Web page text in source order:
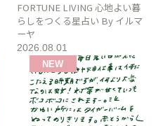
2026.08.01
FORTUNE LIVING 心地よい暮
らしをつくる星占い By イルマ
ーヤ